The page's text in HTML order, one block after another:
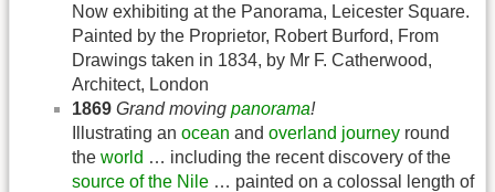
Now exhibiting at the Panorama, Leicester Square.
Painted by the Proprietor, Robert Burford, From
Drawings taken in 1834, by Mr F. Catherwood,
Architect, London
1869 Grand moving panorama!
Illustrating an ocean and overland journey round
the world … including the recent discovery of the
source of the Nile … painted on a colossal length of